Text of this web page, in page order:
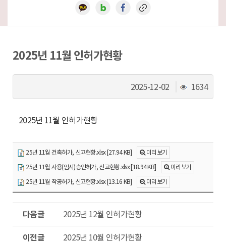
메
인
이
동
2025년 11월 인허가현황
2025-12-02
조
회
1634
2025년 11월 인허가현황
25년 11월 건축허가, 신고현황.xlsx [27.94 KB]
미리보기
25년 11월 사용(임시)승인허가, 신고현황.xlsx [18.94 KB]
미리보기
25년 11월 착공허가, 신고현황.xlsx [13.16 KB]
미리보기
글
2025년 12월 인허가현황
2025년 10월 인허가현황